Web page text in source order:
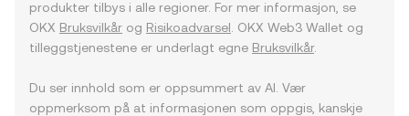
produkter tilbys i alle regioner. For mer informasjon, se
OKX Bruksvilkår og Risikoadvarsel . OKX Web3 Wallet og
tilleggstjenestene er underlagt egne Bruksvilkår.
Du ser innhold som er oppsummert av AI. Vær
oppmerksom på at informasjonen som oppgis, kanskje